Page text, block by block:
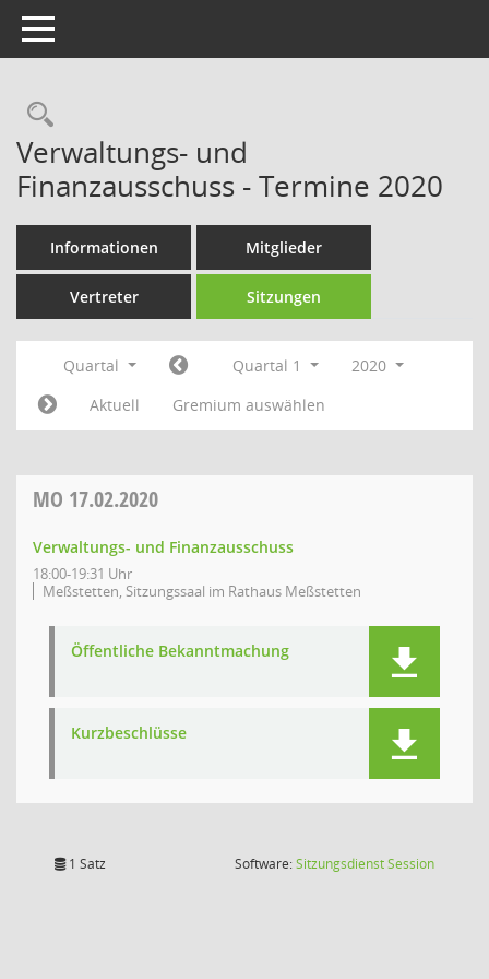
Toggle navigation
Rechercheauswahl
Verwaltungs- und
Finanzausschuss - Termine 2020
Informationen Mitglieder
Vertreter Sitzungen
Quartal Quartal 1
2020
Aktuell
Gremium auswählen
MO 17.02.2020
Verwaltungs- und Finanzausschuss
18:00-19:31 Uhr
Meßstetten, Sitzungssaal im Rathaus Meßstetten
Öffentliche Bekanntmachung
Kurzbeschlüsse
1 Satz Software:SitzungsdienstSession(Wird in